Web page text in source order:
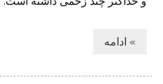
» ادامه